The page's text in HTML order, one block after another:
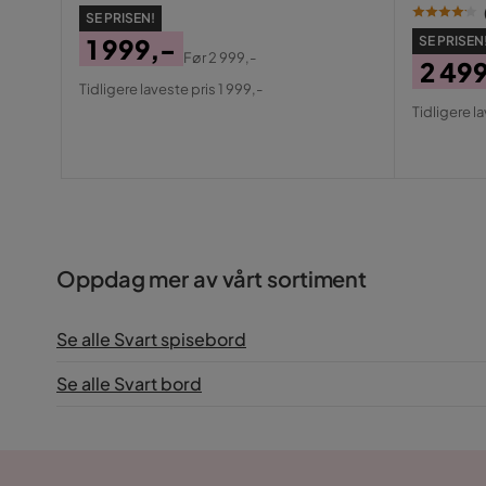
SE PRISEN!
Pris
1 999,-
Original
Før2 999,-
Tidligere laveste pris 1 999,-
SE
Pris
2
Tidligere
Oppdag mer av vårt sortiment
Se alle Svart spisebord
Se alle Svart bord